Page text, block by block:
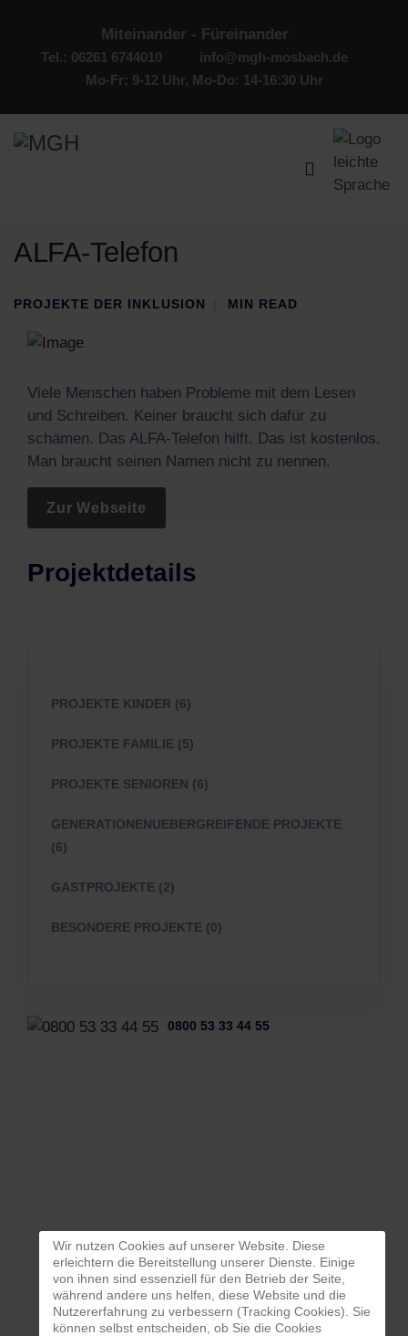
Miteinander - Füreinander
Tel.: 06261 6744010
info@mgh-mosbach.de
Mo-Fr: 9-12 Uhr, Mo-Do: 14-16:30 Uhr
ALFA-Telefon
PROJEKTE DER INKLUSION MIN READ
Viele Menschen haben Probleme mit dem Lesen
und Schreiben. Keiner braucht sich dafür zu
schämen. Das ALFA-Telefon hilft. Das ist kostenlos.
Man braucht seinen Namen nicht zu nennen.
Zur Webseite
Projektdetails
PROJEKTE KINDER (6)
PROJEKTE FAMILIE (5)
PROJEKTE SENIOREN (6)
GENERATIONENUEBERGREIFENDE PROJEKTE
(6)
GASTPROJEKTE (2)
BESONDERE PROJEKTE (0)
0800 53 33 44 55
Wir nutzen Cookies auf unserer Website. Diese
erleichtern die Bereitstellung unserer Dienste. Einige
von ihnen sind essenziell für den Betrieb der Seite,
während andere uns helfen, diese Website und die
Nutzererfahrung zu verbessern (Tracking Cookies). Sie
können selbst entscheiden, ob Sie die Cookies